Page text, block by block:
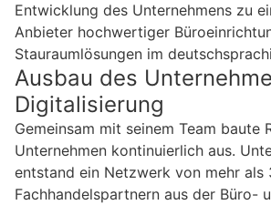
Entwicklung des Unternehmens zu
Anbieter hochwertiger
Stauraumlösungen im
Ausbau des
Digitalisierung
Gemeinsam mit seinem Team baute
Unternehmen kontinuierlich aus.
entstand ein Netzwerk von mehr als
Fachhandelspartnern aus der Büro-